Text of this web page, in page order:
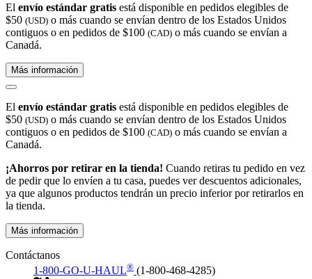
El envío estándar gratis está disponible en pedidos elegibles de
$50 (USD) o más cuando se envían dentro de los Estados Unidos
contiguos o en pedidos de $100 (CAD) o más cuando se envían a
Canadá.
Más información
El envío estándar gratis está disponible en pedidos elegibles de
$50 (USD) o más cuando se envían dentro de los Estados Unidos
contiguos o en pedidos de $100 (CAD) o más cuando se envían a
Canadá.
¡Ahorros por retirar en la tienda! Cuando retiras tu pedido en vez
de pedir que lo envíen a tu casa, puedes ver descuentos adicionales,
ya que algunos productos tendrán un precio inferior por retirarlos en
la tienda.
Más información
Contáctanos
1-800-GO-U-HAUL® (1-800-468-4285)